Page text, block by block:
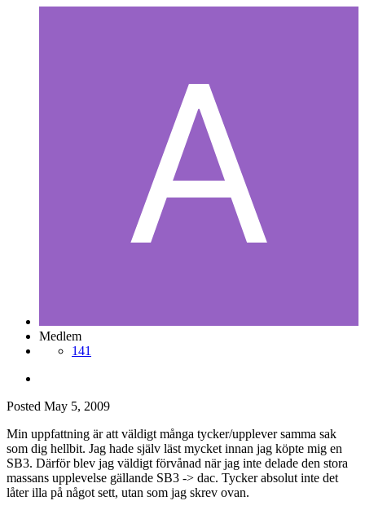
Medlem
141
Posted May 5, 2009
Min uppfattning är att väldigt många tycker/upplever samma sak
som dig hellbit. Jag hade själv läst mycket innan jag köpte mig en
SB3. Därför blev jag väldigt förvånad när jag inte delade den stora
massans upplevelse gällande SB3 -> dac. Tycker absolut inte det
låter illa på något sett, utan som jag skrev ovan.